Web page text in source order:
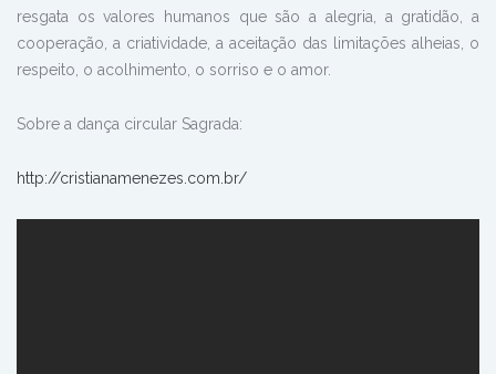
resgata os valores humanos que são a alegria, a gratidão, a
cooperação, a criatividade, a aceitação das limitações alheias, o
respeito, o acolhimento, o sorriso e o amor.
Sobre a dança circular Sagrada:
http://cristianamenezes.com.br/